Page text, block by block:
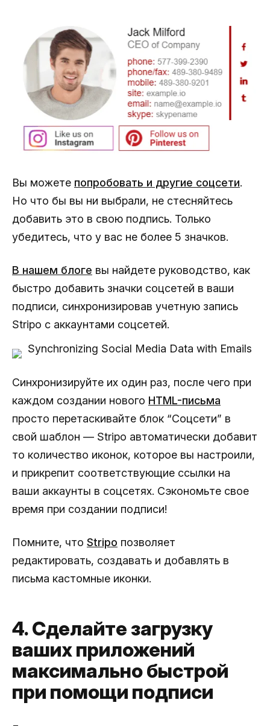
Вы можете попробовать и другие соцсети.
Но что бы вы ни выбрали, не стесняйтесь
добавить это в свою подпись. Только
убедитесь, что у вас не более 5 значков.
В нашем блоге вы найдете руководство, как
быстро добавить значки соцсетей в ваши
подписи, синхронизировав учетную запись
Stripo с аккаунтами соцсетей.
Синхронизируйте их один раз, после чего при
каждом создании нового HTML-письма
просто перетаскивайте блок “Соцсети” в
свой шаблон — Stripo автоматически добавит
то количество иконок, которое вы настроили,
и прикрепит соответствующие ссылки на
ваши аккаунты в соцсетях. Сэкономьте свое
время при создании подписи!
Помните, что Stripo позволяет
редактировать, создавать и добавлять в
письма кастомные иконки.
4. Сделайте загрузку
ваших приложений
максимально быстрой
при помощи подписи